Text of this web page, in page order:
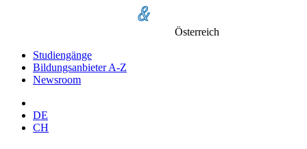
Österreich
Studiengänge
Bildungsanbieter A-Z
Newsroom
DE
CH